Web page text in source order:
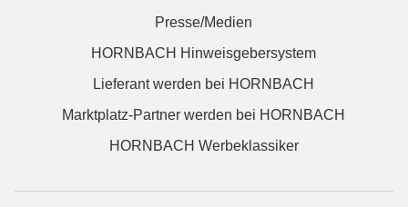
Presse/Medien
HORNBACH Hinweisgebersystem
Lieferant werden bei HORNBACH
Marktplatz-Partner werden bei HORNBACH
HORNBACH Werbeklassiker